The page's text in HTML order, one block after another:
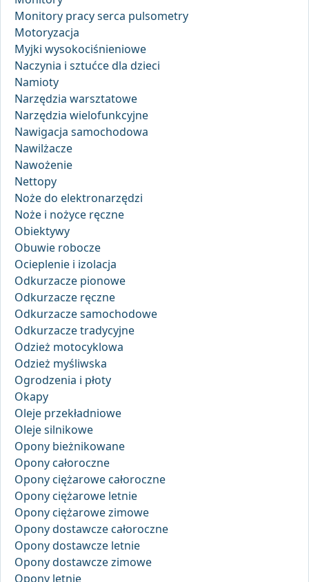
Monitory pracy serca pulsometry
Motoryzacja
Myjki wysokociśnieniowe
Naczynia i sztućce dla dzieci
Namioty
Narzędzia warsztatowe
Narzędzia wielofunkcyjne
Nawigacja samochodowa
Nawilżacze
Nawożenie
Nettopy
Noże do elektronarzędzi
Noże i nożyce ręczne
Obiektywy
Obuwie robocze
Ocieplenie i izolacja
Odkurzacze pionowe
Odkurzacze ręczne
Odkurzacze samochodowe
Odkurzacze tradycyjne
Odzież motocyklowa
Odzież myśliwska
Ogrodzenia i płoty
Okapy
Oleje przekładniowe
Oleje silnikowe
Opony bieżnikowane
Opony całoroczne
Opony ciężarowe całoroczne
Opony ciężarowe letnie
Opony ciężarowe zimowe
Opony dostawcze całoroczne
Opony dostawcze letnie
Opony dostawcze zimowe
Opony letnie